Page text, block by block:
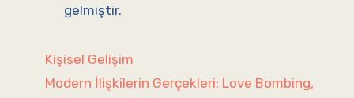
gelmiştir.
Kategoriler
Kişisel Gelişim
Modern İlişkilerin Gerçekleri: Love Bombing,